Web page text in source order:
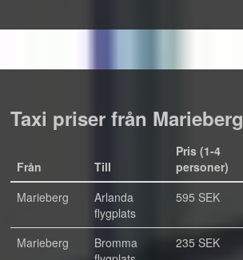
Taxi priser från Marieberg
Från Till
Pris (1-4
personer)
Marieberg
Arlanda
flygplats
595 SEK
Marieberg
Bromma
235 SEK